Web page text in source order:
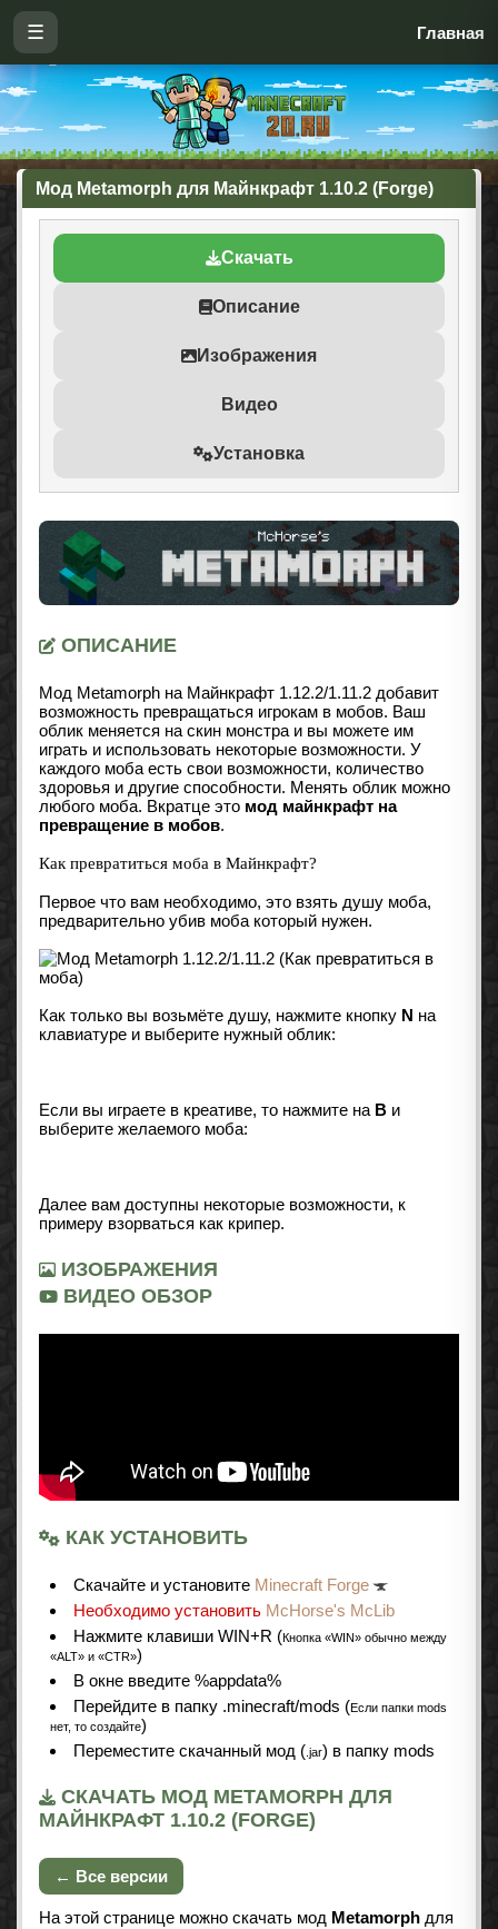
☰ Главная
Мод Metamorph для Майнкрафт 1.10.2 (Forge)
Скачать
Описание
Изображения
Видео
Установка
ОПИСАНИЕ
Мод Metamorph на Майнкрафт 1.12.2/1.11.2 добавит
возможность превращаться игрокам в мобов. Ваш
облик меняется на скин монстра и вы можете им
играть и использовать некоторые возможности. У
каждого моба есть свои возможности, количество
здоровья и другие способности. Менять облик можно
любого моба. Вкратце это мод майнкрафт на
превращение в мобов.
Как превратиться моба в Майнкрафт?
Первое что вам необходимо, это взять душу моба,
предварительно убив моба который нужен.
Как только вы возьмёте душу, нажмите кнопку N на
клавиатуре и выберите нужный облик:
Если вы играете в креативе, то нажмите на B и
выберите желаемого моба:
Далее вам доступны некоторые возможности, к
примеру взорваться как крипер.
ИЗОБРАЖЕНИЯ
ВИДЕО ОБЗОР
КАК УСТАНОВИТЬ
Cкачайте и установите Minecraft Forge
Необходимо установить McHorse's McLib
Нажмите клавиши WIN+R (Кнопка «WIN» обычно между
«ALT» и «CTR»)
В окне введите %appdata%
Перейдите в папку .minecraft/mods (Если папки mods
нет, то создайте)
Переместите скачанный мод ( .jar) в папку mods
СКАЧАТЬ МОД METAMORPH ДЛЯ
МАЙНКРАФТ 1.10.2 (FORGE)
← Все версии
На этой странице можно скачать мод Metamorph для